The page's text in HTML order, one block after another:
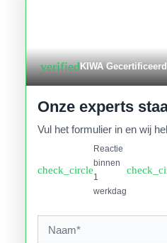
verifiedKIWA Gecertificeerd
Onze experts
Vul het formulier in en wij
check_circle
Reactie
binnen
1
werkdag